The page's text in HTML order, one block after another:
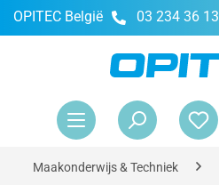
OPITEC België 03 234 36 13
Maakonderwijs & Techniek